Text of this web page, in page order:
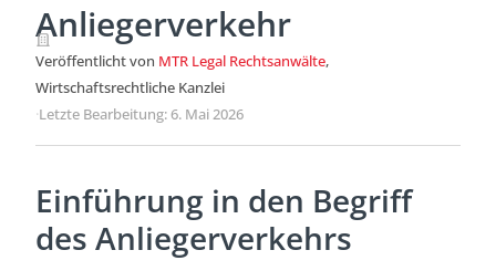
Anliegerverkehr
Veröffentlicht von MTR Legal Rechtsanwälte,
Wirtschaftsrechtliche Kanzlei
·Letzte Bearbeitung: 6. Mai 2026
Einführung in den Begriff
des Anliegerverkehrs